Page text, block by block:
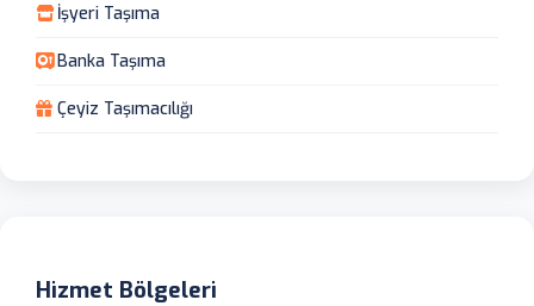
İşyeri Taşıma
Banka Taşıma
Çeyiz Taşımacılığı
Hizmet Bölgeleri